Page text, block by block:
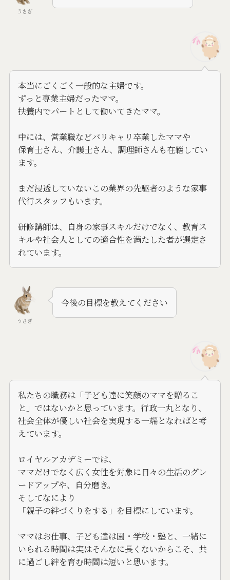
うさぎ
本当にごくごく一般的な主婦です。
ずっと専業主婦だったママ。
扶養内でパートとして働いてきたママ。
中には、営業職などバリキャリ卒業したママや
保育士さん、介護士さん、調理師さんも在籍してい
ます。
まだ浸透していないこの業界の先駆者のような家事
代行スタッフもいます。
研修講師は、自身の家事スキルだけでなく、教育ス
キルや社会人としての適合性を満たした者が選定さ
れています。
うさぎ
今後の目標を教えてください
私たちの職務は「子ども達に笑顔のママを贈るこ
と」ではないかと思っています。行政一丸となり、
社会全体が優しい社会を実現する一端となればと考
えています。
ロイヤルアカデミーでは、
ママだけでなく広く女性を対象に日々の生活のグレ
ードアップや、自分磨き。
そしてなにより
「親子の絆づくりをする」を目標にしています。
ママはお仕事、子ども達は園・学校・塾と、一緒に
いられる時間は実はそんなに長くないからこそ、共
に過ごし絆を育む時間は短いと思います。